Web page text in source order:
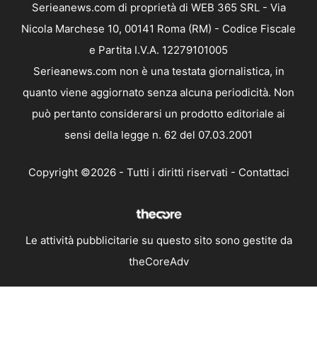
Serieanews.com di proprietà di WEB 365 SRL - Via
Nicola Marchese 10, 00141 Roma (RM) - Codice Fiscale
e Partita I.V.A. 12279101005
Serieanews.com non è una testata giornalistica, in
quanto viene aggiornato senza alcuna periodicità. Non
può pertanto considerarsi un prodotto editoriale ai
sensi della legge n. 62 del 07.03.2001
Copyright ©2026 - Tutti i diritti riservati - Contattaci
Le attività pubblicitarie su questo sito sono gestite da
theCoreAdv